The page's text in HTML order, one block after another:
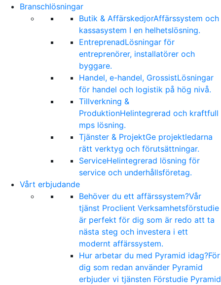
Branschlösningar
Butik & AffärskedjorAffärssystem och
kassasystem I en helhetslösning.
EntreprenadLösningar för
entreprenörer, installatörer och
byggare.
Handel, e-handel, GrossistLösningar
för handel och logistik på hög nivå.
Tillverkning &
ProduktionHelintegrerad och kraftfull
mps lösning.
Tjänster & ProjektGe projektledarna
rätt verktyg och förutsättningar.
ServiceHelintegrerad lösning för
service och underhållsföretag.
Vårt erbjudande
Behöver du ett affärssystem?Vår
tjänst Proclient Verksamhetsförstudie
är perfekt för dig som är redo att ta
nästa steg och investera i ett
modernt affärssystem.
Hur arbetar du med Pyramid idag?För
dig som redan använder Pyramid
erbjuder vi tjänsten Förstudie Pyramid